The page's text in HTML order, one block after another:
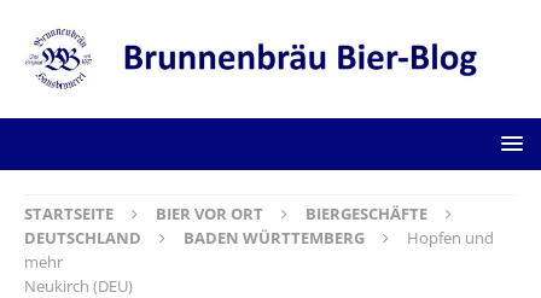
STARTSEITE BIER VOR ORT
BIERGESCHÄFTE
DEUTSCHLAND
BADEN WÜRTTEMBERG
Hopfen und
mehr
Neukirch (DEU)